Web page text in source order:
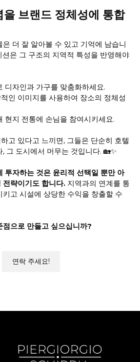
브랜드 정체성에 통합
더 잘 알아볼 수 있고 기억에 남습니
은 그 구조의 지역적 특성을 반영해야
디자인과 가구를 맞춤화하세요.
인 이미지를 사용하여 장소의 정체성
현지 전통에 손님을 참여시키세요.
고 있다고 느끼면, 그들은 단순히 호텔
그 도시에서 머무는 것입니다. 🏡✨
투자하는 것은 윤리적 선택일 뿐만 아
전략이기도 합니다. 지역과의 연계를 통
고 시설에 상당한 수익을 창출할 수
점으로 만들고 싶으십니까?
연락 주세요!